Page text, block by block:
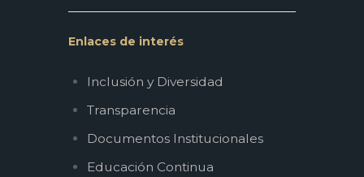
Enlaces de interés
Inclusión y Diversidad
Transparencia
Documentos Institucionales
Educación Continua